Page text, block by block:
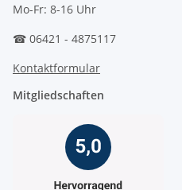
Mo-Fr: 8-16 Uhr
☎ 06421 - 4875117
Kontaktformular
Mitgliedschaften